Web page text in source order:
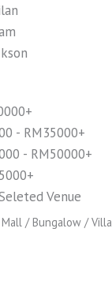
- RM35000+
- RM50000+
Venue
/ Bungalow / Villa